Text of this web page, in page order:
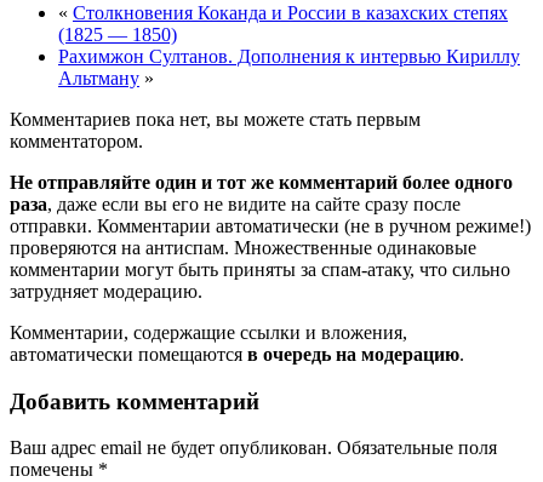
« Столкновения Коканда и России в казахских степях
(1825 — 1850)
Рахимжон Султанов. Дополнения к интервью Кириллу
Альтману »
Комментариев пока нет, вы можете стать первым
комментатором.
Не отправляйте один и тот же комментарий более одного
раза, даже если вы его не видите на сайте сразу после
отправки. Комментарии автоматически (не в ручном режиме!)
проверяются на антиспам. Множественные одинаковые
комментарии могут быть приняты за спам-атаку, что сильно
затрудняет модерацию.
Комментарии, содержащие ссылки и вложения,
автоматически помещаются в очередь на модерацию.
Добавить комментарий
Ваш адрес email не будет опубликован. Обязательные поля
помечены *